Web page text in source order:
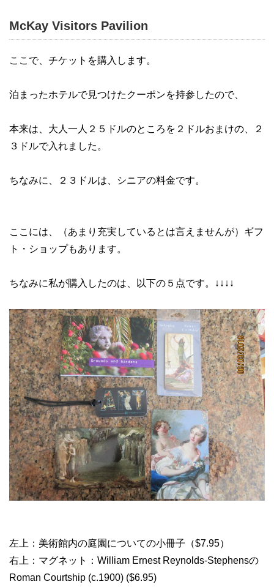
McKay Visitors Pavilion
ここで、チケットを購入します。
泊まったホテルで見つけたクーポンを持参したので、
本来は、大人一人２５ドルのところを２ドルおまけの、２
３ドルで入れました。
ちなみに、２３ドルは、シニアの料金です。
ここには、（あまり充実しているとは言えませんが）ギフ
ト・ショップもあります。
ちなみに私が購入したのは、以下の５点です。↓↓↓↓
左上：美術館内の庭園についての小冊子（$7.95）
右上：マグネット：William Ernest Reynolds-Stephensの
Roman Courtship (c.1900) ($6.95)